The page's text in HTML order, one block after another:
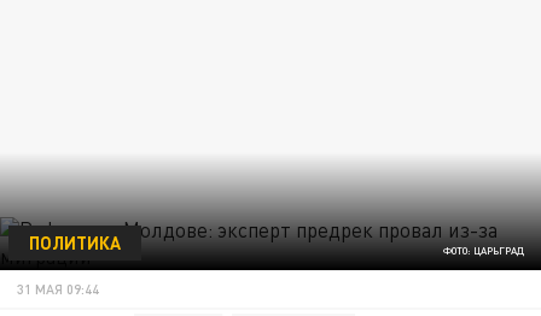
ФОТО: ЦАРЬГРАД
ПОЛИТИКА
31 МАЯ 09:44